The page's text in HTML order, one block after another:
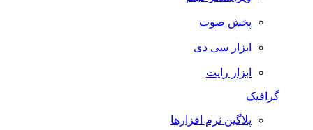
پخش صوت
ابزار سی دی
ابزار رایت
گرافیک
پلاگین نرم افزارها